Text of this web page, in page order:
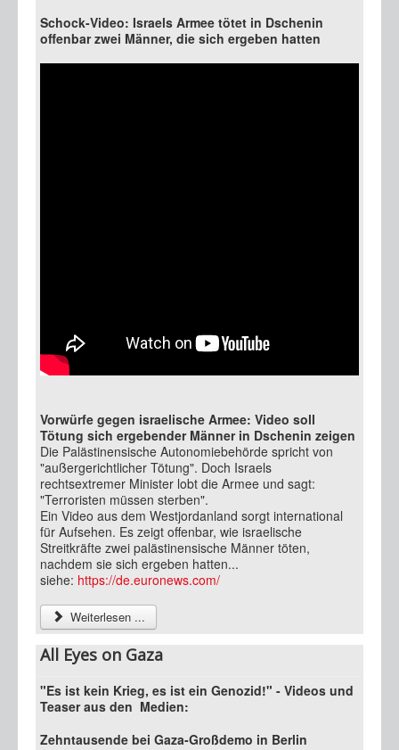
Schock-Video: Israels Armee tötet in Dschenin
offenbar zwei Männer, die sich ergeben hatten
Vorwürfe gegen israelische Armee: Video soll
Tötung sich ergebender Männer in Dschenin zeigen
Die Palästinensische Autonomiebehörde spricht von
"außergerichtlicher Tötung". Doch Israels
rechtsextremer Minister lobt die Armee und sagt:
"Terroristen müssen sterben".
Ein Video aus dem Westjordanland sorgt international
für Aufsehen. Es zeigt offenbar, wie israelische
Streitkräfte zwei palästinensische Männer töten,
nachdem sie sich ergeben hatten...
siehe: https://de.euronews.com/
Weiterlesen ...
All Eyes on Gaza
"Es ist kein Krieg, es ist ein Genozid!" - Videos und
Teaser aus den Medien:
Zehntausende bei Gaza-Großdemo in Berlin